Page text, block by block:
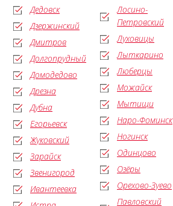
Дедовск
Дзержинский
Дмитров
Долгопрудный
Домодедово
Дрезна
Дубна
Егорьевск
Жуковский
Зарайск
Звенигород
Ивантеевка
Лосино-
Петровский
Луховицы
Лыткарино
Люберцы
Можайск
Мытищи
Наро-Фоминск
Ногинск
Одинцово
Озёры
Орехово-Зуево
Павловский